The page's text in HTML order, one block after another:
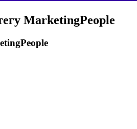
MarketingPeople